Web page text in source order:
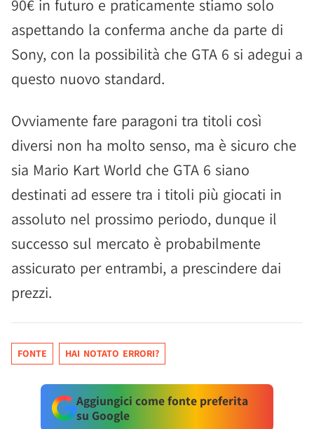
90€ in futuro e praticamente stiamo solo
aspettando la conferma anche da parte di
Sony, con la possibilità che GTA 6 si adegui a
questo nuovo standard.
Ovviamente fare paragoni tra titoli così
diversi non ha molto senso, ma è sicuro che
sia Mario Kart World che GTA 6 siano
destinati ad essere tra i titoli più giocati in
assoluto nel prossimo periodo, dunque il
successo sul mercato è probabilmente
assicurato per entrambi, a prescindere dai
prezzi.
FONTE HAI NOTATO ERRORI?
Aggiungici come fonte preferita
su Google